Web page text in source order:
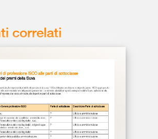
correlati